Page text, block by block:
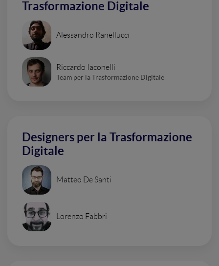
Trasformazione Digitale
Alessandro Ranellucci
Riccardo Iaconelli
Team per la Trasformazione Digitale
Designers per la Trasformazione
Digitale
Matteo De Santi
Lorenzo Fabbri